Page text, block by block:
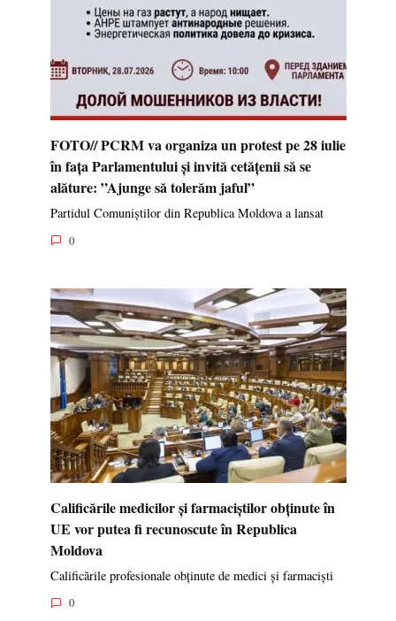
FOTO// PCRM va organiza un protest pe 28 iulie
în fața Parlamentului și invită cetățenii să se
alăture: ”Ajunge să tolerăm jaful”
Partidul Comuniștilor din Republica Moldova a lansat
0
Calificările medicilor și farmaciștilor obținute în
UE vor putea fi recunoscute în Republica
Moldova
Calificările profesionale obținute de medici și farmaciști
0